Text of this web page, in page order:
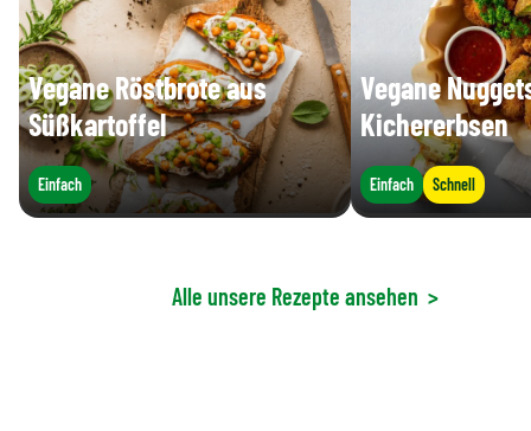
Vegane Röstbrote aus
Süßkartoffel
Einfach
Vegane
Kichererbsen
Einfach Schnell
Alle unsere Rezepte ansehen >